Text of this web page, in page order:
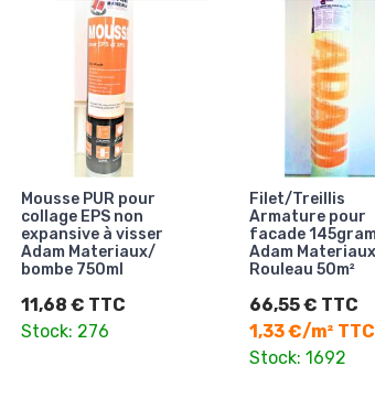
Mousse PUR pour
collage EPS non
expansive à visser
Adam Materiaux/
bombe 750ml
11,68 € TTC
Stock: 276
Filet/Treillis
Armature pour
facade
Adam
Rouleau 50m²
66,55 € TTC
1,33 €/m² TTC
Stock: 1692